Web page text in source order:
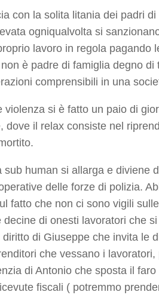
con la solita litania dei padri
ogniqualvolta si
lavoro in regola pagando
è padre di famiglia degno
comprensibili in una
violenza si è fatto un paio di
dove il relax consiste nel
sub human si allarga e diviene
delle forze di polizia.
fatto che non ci sono vigili
decine di onesti lavoratori che
diritto di Giuseppe che invita le
che vessano i lavoratori,
di Antonio che sposta il
fiscali ( potremmo